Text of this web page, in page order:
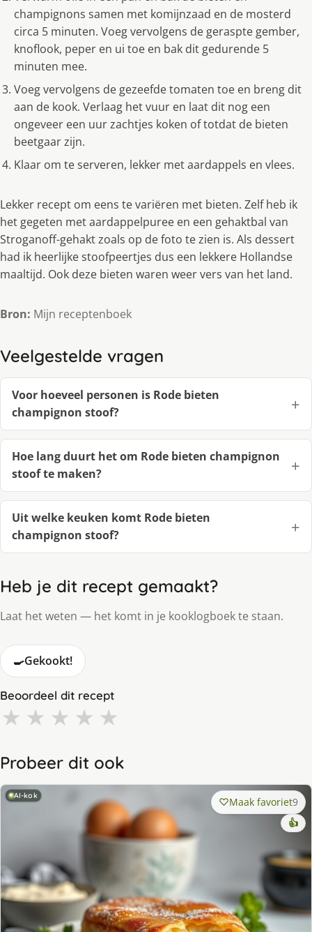
champignons samen met komijnzaad en de mosterd
circa 5 minuten. Voeg vervolgens de geraspte gember,
knoflook, peper en ui toe en bak dit gedurende 5
minuten mee.
Voeg vervolgens de gezeefde tomaten toe en breng dit
aan de kook. Verlaag het vuur en laat dit nog een
ongeveer een uur zachtjes koken of totdat de bieten
beetgaar zijn.
Klaar om te serveren, lekker met aardappels en vlees.
Lekker recept om eens te variëren met bieten. Zelf heb ik
het gegeten met aardappelpuree en een gehaktbal van
Stroganoff-gehakt zoals op de foto te zien is. Als dessert
had ik heerlijke stoofpeertjes dus een lekkere Hollandse
maaltijd. Ook deze bieten waren weer vers van het land.
Bron: Mijn receptenboek
Veelgestelde vragen
Voor hoeveel personen is Rode bieten
champignon stoof?
Hoe lang duurt het om Rode bieten champignon
stoof te maken?
Uit welke keuken komt Rode bieten
champignon stoof?
Heb je dit recept gemaakt?
Laat het weten — het komt in je kooklogboek te staan.
🍳Gekookt!
Beoordeel dit recept
★ ★ ★ ★ ★
Probeer dit ook
AI-kok Maak favoriet9
👍